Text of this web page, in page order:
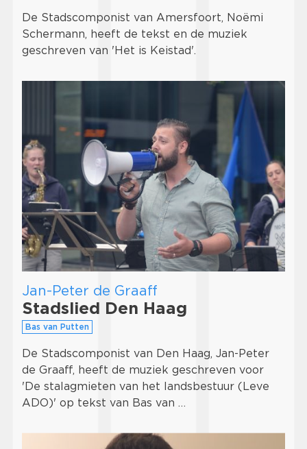
De Stadscomponist van Amersfoort, Noëmi
Schermann, heeft de tekst en de muziek
geschreven van 'Het is Keistad'.
Jan-Peter de Graaff
Stadslied Den Haag
Bas van Putten
De Stadscomponist van Den Haag, Jan-Peter
de Graaff, heeft de muziek geschreven voor
'De stalagmieten van het landsbestuur (Leve
ADO)' op tekst van Bas van …